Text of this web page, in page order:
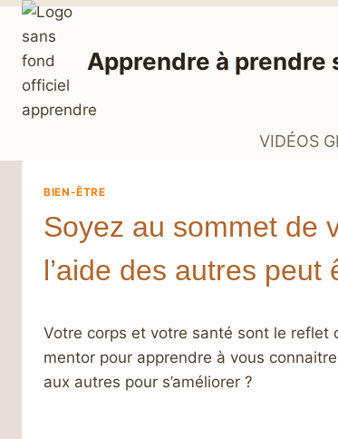
Aller
contenu
Apprendre à prendre
VIDÉOS
BIEN-ÊTRE
Soyez au sommet de
l’aide des autres
Votre corps et votre santé sont le reflet
mentor pour apprendre à vous
aux autres pour s’améliorer ?